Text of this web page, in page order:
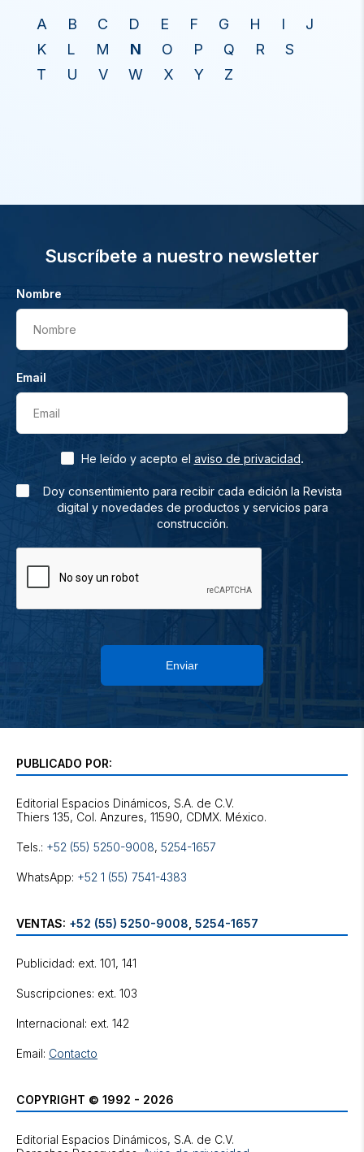
A
B C D E F G H I
J
K
L M N O P Q R
S
T
U V W X Y Z
Suscríbete a nuestro newsletter
Nombre
Nombre
Email
Email
He leído y acepto el aviso de privacidad.
Doy consentimiento para recibir cada edición la Revista
digital y novedades de productos y servicios para
construcción.
Enviar
PUBLICADO POR:
Editorial Espacios Dinámicos, S.A. de C.V.
Tels.: +52 (55) 5250-9008, 5254-1657
WhatsApp: +52 1 (55) 7541-4383
VENTAS: +52 (55) 5250-9008 5254-1657
Publicidad: ext. 101, 141
Suscripciones: ext. 103
Internacional: ext. 142
Email: Contacto
COPYRIGHT © 1992 - 2026
Editorial Espacios Dinámicos, S.A. de C.V.